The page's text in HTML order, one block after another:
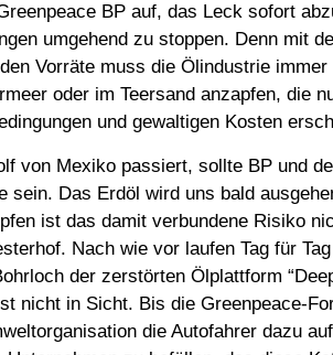
BP auf, das Leck sofort
umgehend zu stoppen. Denn mit
Vorräte muss die Ölindustrie
oder im Teersand anzapfen, die
und gewaltigen Kosten
von Mexiko passiert, sollte BP und
sein. Das Erdöl wird uns bald
ist das damit verbundene Risiko
Nach wie vor laufen Tag für
der zerstörten Ölplattform
nicht in Sicht. Bis die Greenpeace-
die Autofahrer dazu